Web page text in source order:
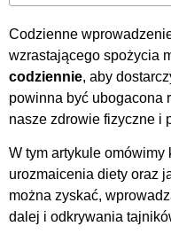
Codzienne
wzrastającego spożycia
codziennie, aby
powinna być ubogacona
nasze zdrowie fizyczne i
W tym artykule omówimy
urozmaicenia diety oraz
można zyskać,
dalej i odkrywania